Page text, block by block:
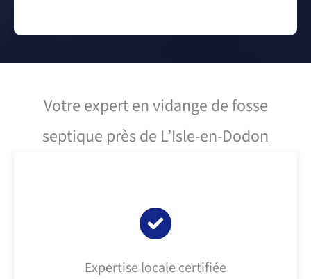
Votre expert en vidange de fosse
septique près de L’Isle-en-Dodon
Expertise locale certifiée